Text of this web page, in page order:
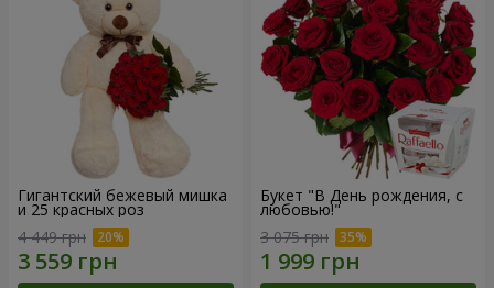
Гигантский бежевый мишка
и 25 красных роз
4 449 грн
Букет "В День рождения, с
любовью!"
3 075 грн